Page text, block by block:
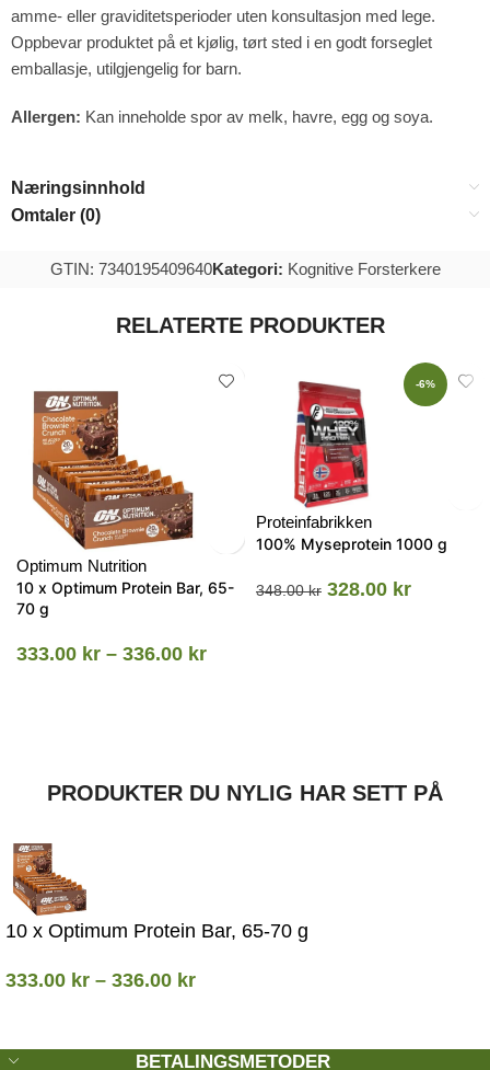
amme- eller graviditetsperioder uten konsultasjon med lege.
Oppbevar produktet på et kjølig, tørt sted i en godt forseglet
emballasje, utilgjengelig for barn.
Allergen: Kan inneholde spor av melk, havre, egg og soya.
Næringsinnhold
Omtaler (0)
GTIN: 7340195409640Kategori: Kognitive Forsterkere
RELATERTE PRODUKTER
Optimum Nutrition
10 x Optimum Protein Bar, 65-
70 g
333.00 kr – 336.00 kr
-6%
Proteinfabrikken
100% Myseprotein 1000 g
348.00kr 328.00 kr
PRODUKTER DU NYLIG HAR SETT PÅ
10 x Optimum Protein Bar, 65-70 g
333.00 kr – 336.00 kr
BETALINGSMETODER